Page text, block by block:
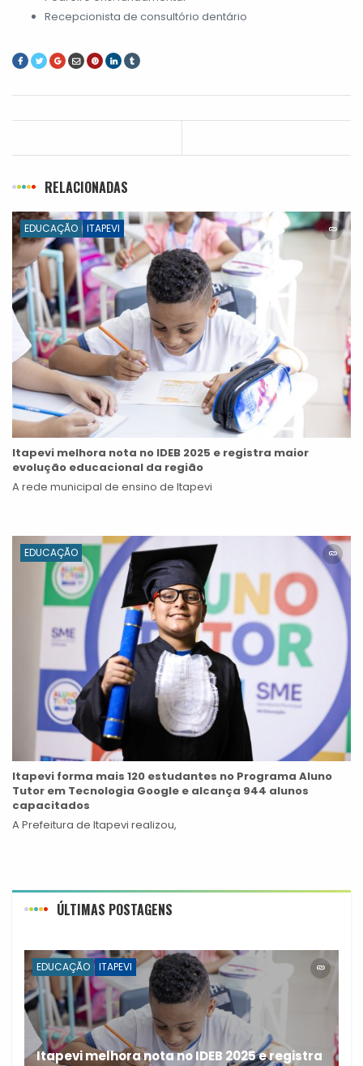
Recepcionista de consultório dentário
RELACIONADAS
EDUCAÇÃO ITAPEVI
Itapevi melhora nota no IDEB 2025 e registra maior
evolução educacional da região
A rede municipal de ensino de Itapevi
EDUCAÇÃO
Itapevi forma mais 120 estudantes no Programa Aluno
Tutor em Tecnologia Google e alcança 944 alunos
capacitados
A Prefeitura de Itapevi realizou,
ÚLTIMAS POSTAGENS
EDUCAÇÃO ITAPEVI
Itapevi melhora nota no IDEB 2025 e registra